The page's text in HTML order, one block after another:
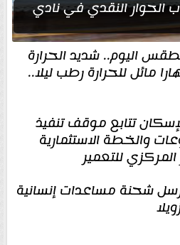
الحوار النقدي في نادي
اليوم.. شديد الحرارة
مائل للحرارة رطب ليلا..
تتابع موقف تنفيذ
والخطة الاستثمارية
للتعمير
شحنة مساعدات إنسانية